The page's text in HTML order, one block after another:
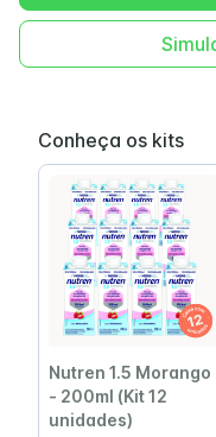
Conheça os kits
Nutren 1.5 Morango
- 200ml (Kit 12
unidades)